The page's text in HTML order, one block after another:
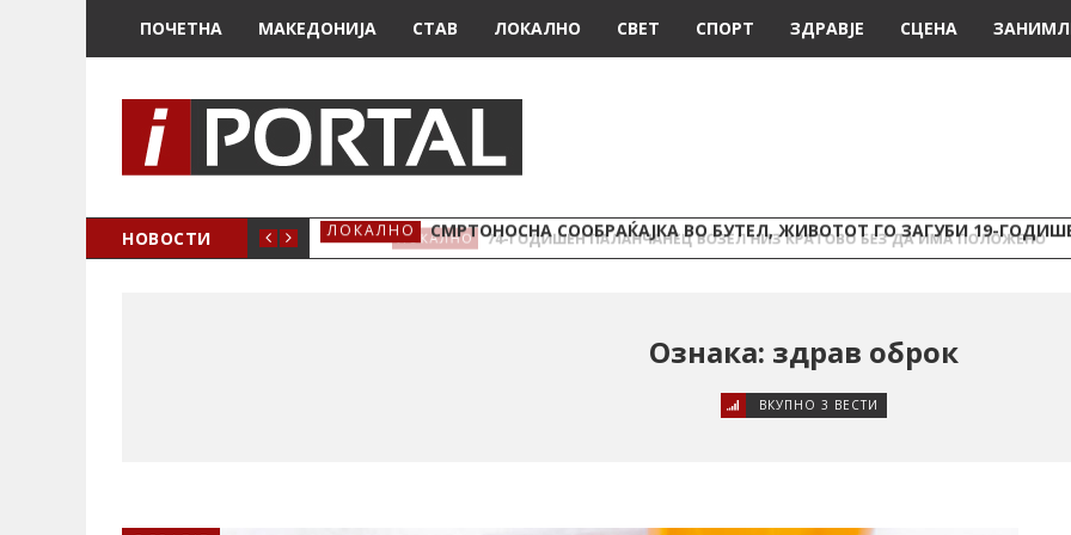
ПОЧЕТНА МАКЕДОНИЈА СТАВ ЛОКАЛНО СВЕТ СПОРТ ЗДРАВЈЕ СЦЕНА
НОВОСТИ ЛОКАЛНО СМРТОНОСНА СООБРАЌАЈКА ВО БУТЕЛ, ЖИВОТОТ ГО ЗАГУБИ 19-
Ознака: здрав оброк
ВКУПНО 3 ВЕСТИ